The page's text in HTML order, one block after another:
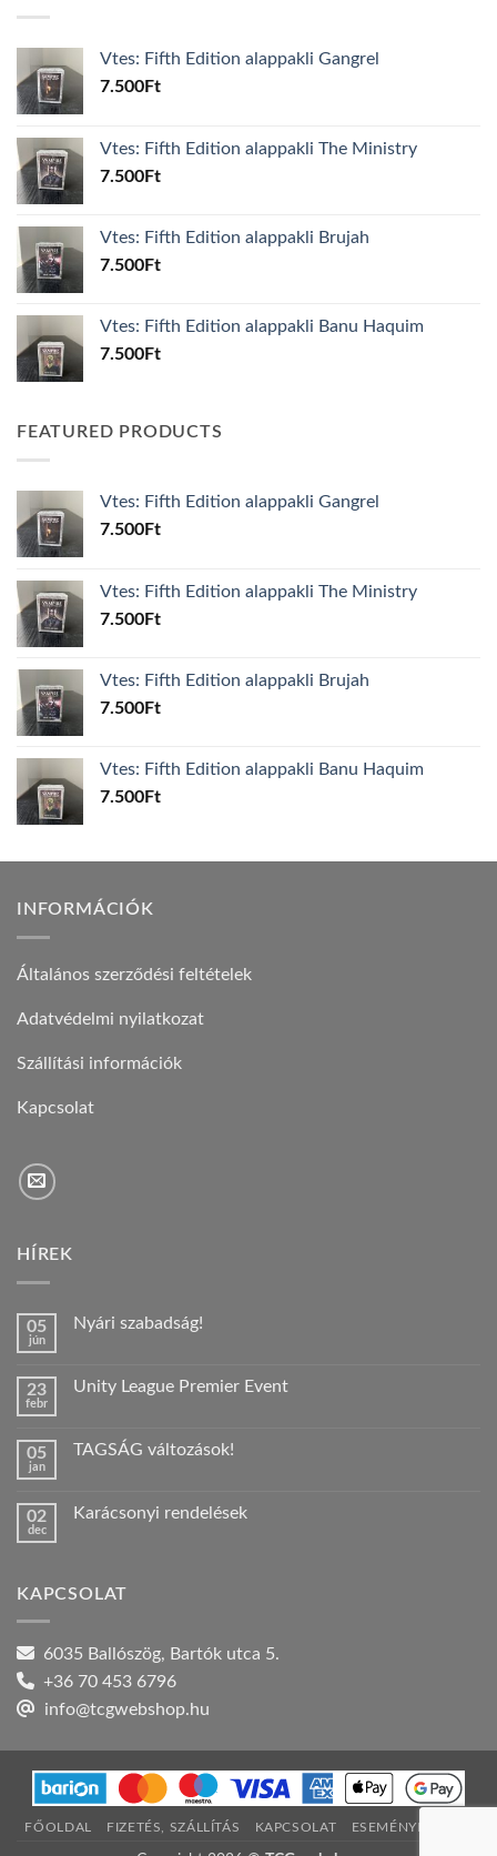
Vtes: Fifth Edition alappakli Gangrel
7.500Ft
Vtes: Fifth Edition alappakli The Ministry
7.500Ft
Vtes: Fifth Edition alappakli Brujah
7.500Ft
Vtes: Fifth Edition alappakli Banu Haquim
7.500Ft
FEATURED PRODUCTS
Vtes: Fifth Edition alappakli Gangrel
7.500Ft
Vtes: Fifth Edition alappakli The Ministry
7.500Ft
Vtes: Fifth Edition alappakli Brujah
7.500Ft
Vtes: Fifth Edition alappakli Banu Haquim
7.500Ft
INFORMÁCIÓK
Általános szerződési feltételek
Adatvédelmi nyilatkozat
Szállítási információk
Kapcsolat
HÍREK
05
jún
Nyári szabadság!
Nyári
23
febr
Unity League Premier Event
Unity
bejegyzéshez
05
jan
TAGSÁG változások!
TAGSÁG
02
dec
Karácsonyi rendelések
rendelések
KAPCSOLAT
6035 Ballószög, Bartók utca 5.
+36 70 453 6796
info@tcgwebshop.hu
FŐOLDAL FIZETÉS, SZÁLLÍTÁS KAPCSOLAT ESEMÉNYNAPTÁR